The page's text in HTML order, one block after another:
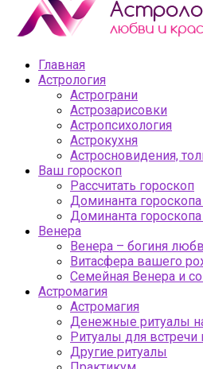
Главная
Астрология
Астрограни
Астрозарисовки
Астропсихология
Астрокухня
Астросновидения,
Ваш гороскоп
Рассчитать гороскоп
Доминанта гороскопа
Доминанта гороскопа
Венера
Венера – богиня
Витасфера вашего
Семейная Венера и
Астромагия
Астромагия
Денежные ритуалы
Ритуалы для встречи
Другие ритуалы